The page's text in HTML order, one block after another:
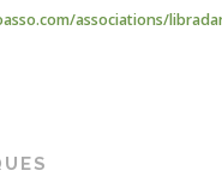
associations/